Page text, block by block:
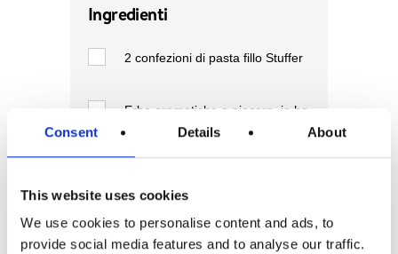
Consent Details About
This website uses cookies
We use cookies to personalise content and ads, to
provide social media features and to analyse our traffic.
Ingredienti
2 confezioni di pasta fillo Stuffer
Erbe aromatiche a piacere, io ho
usato il rosmarino, il timo e l’erba
Olio q.b. per spennellare